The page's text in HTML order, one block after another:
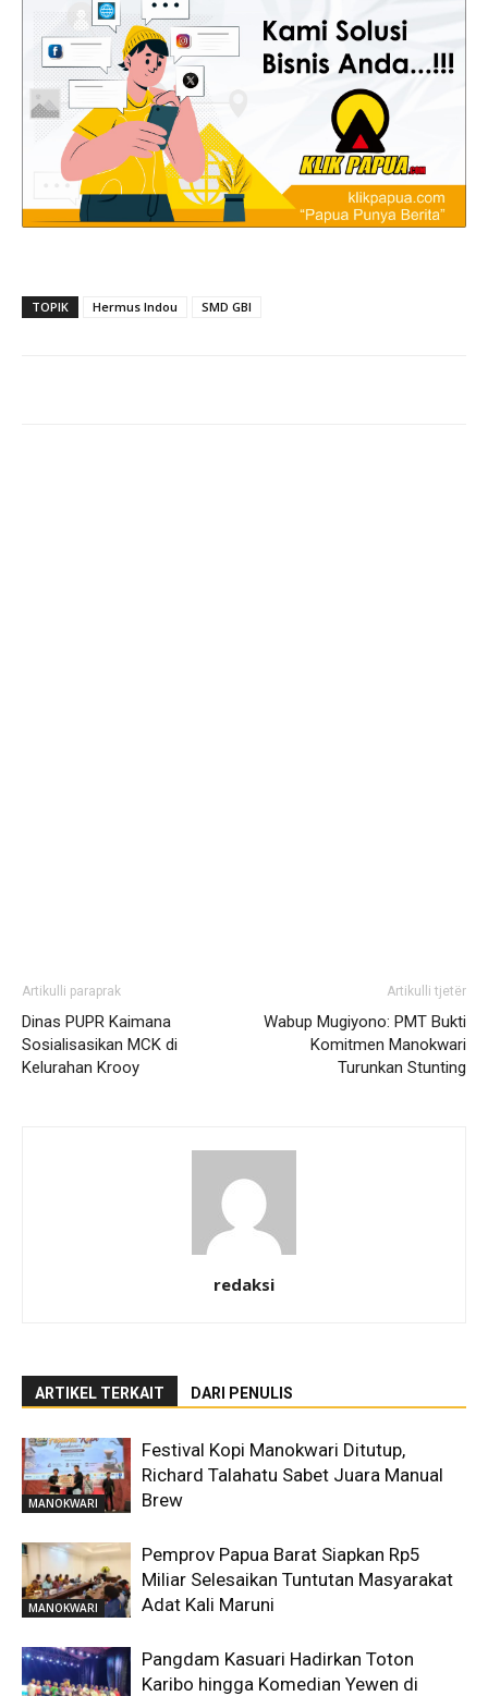
TOPIK Hermus Indou SMD GBI
Artikulli paraprak
Dinas PUPR Kaimana
Sosialisasikan MCK di
Kelurahan Krooy
Artikulli tjetër
Wabup Mugiyono: PMT Bukti
Komitmen Manokwari
Turunkan Stunting
redaksi
ARTIKEL TERKAIT DARI PENULIS
MANOKWARI
Festival Kopi Manokwari Ditutup,
Richard Talahatu Sabet Juara Manual
Brew
MANOKWARI
Pemprov Papua Barat Siapkan Rp5
Miliar Selesaikan Tuntutan Masyarakat
Adat Kali Maruni
Pangdam Kasuari Hadirkan Toton
Karibo hingga Komedian Yewen di